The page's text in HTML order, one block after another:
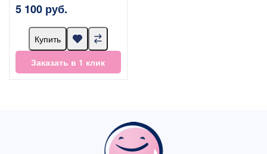
5 100 руб.
Купить
Заказать в 1 клик